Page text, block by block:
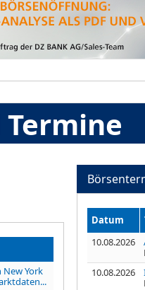
New York
Datum
10.08.2026
10.08.2026